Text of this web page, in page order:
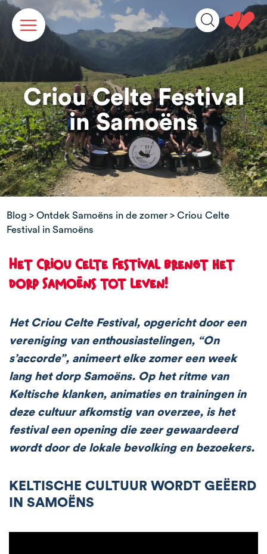
Criou Celte Festival
in Samoëns
Blog >Ontdek Samoëns in de zomer > Criou Celte
Festival in Samoëns
Het Criou Celte Festival brengt het
dorp Samoëns tot leven!
Het Criou Celte Festival, opgericht door een
vereniging van enthousiastelingen, “On
s’accorde”, animeert elke zomer een week
lang het dorp Samoëns. Op het ritme van
Keltische klanken, animaties en trainingen in
deze cultuur afkomstig van overzee, is het
festival een opening die zeer gewaardeerd
wordt door de lokale bevolking en bezoekers.
KELTISCHE CULTUUR WORDT GEËERD
IN SAMOËNS
Cookies beheer paneel